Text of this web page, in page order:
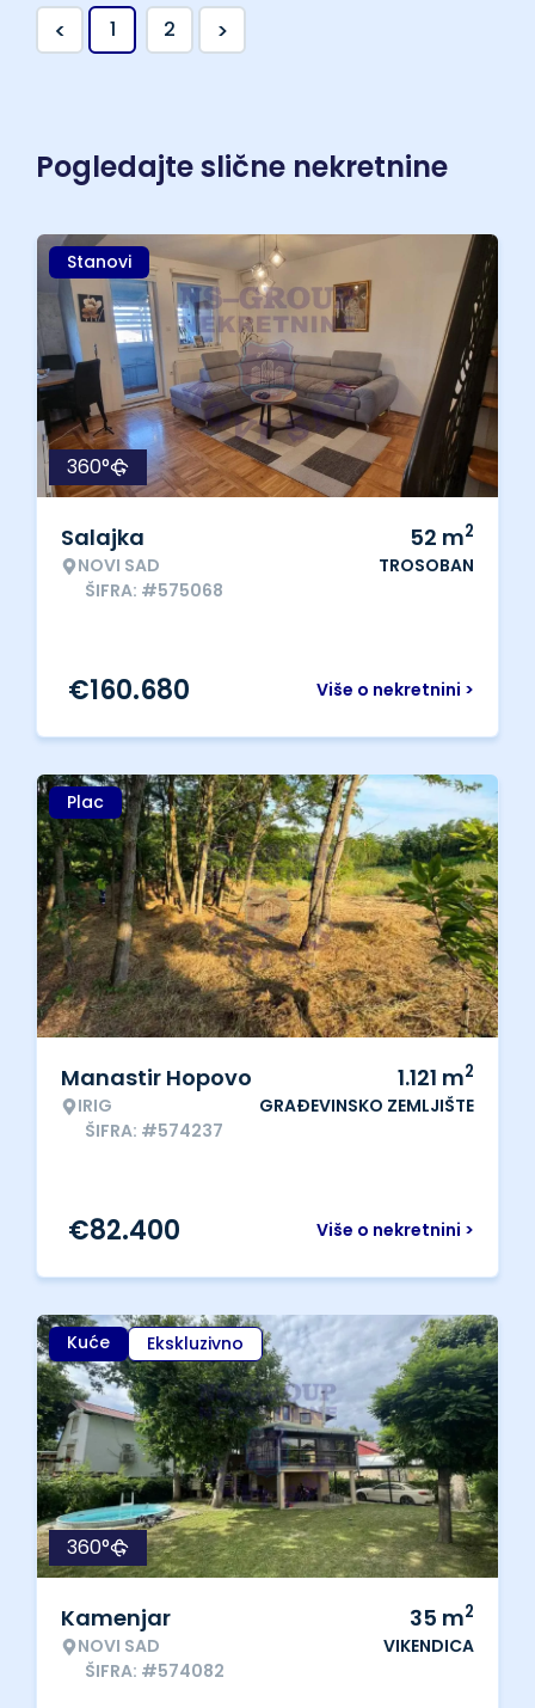
< 1 2 >
Pogledajte slične nekretnine
Stanovi
360°
Salajka
NOVI SAD
ŠIFRA: #575068
52 m2
TROSOBAN
Više o nekretnini >
€160.680
Plac
Manastir Hopovo
IRIG
ŠIFRA: #574237
1.121 m2
GRAĐEVINSKO ZEMLJIŠTE
Više o nekretnini >
€82.400
Kuće Ekskluzivno
360°
Kamenjar
NOVI SAD
ŠIFRA: #574082
35 m2
VIKENDICA